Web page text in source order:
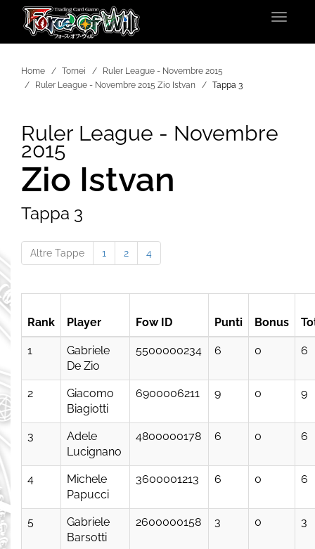
Toggle
Home Tornei
Ruler League - Novembre 2015
Ruler League - Novembre 2015 Zio Istvan
Tappa 3
Ruler League - Novembre
2015
Zio Istvan
Tappa 3
Altre Tappe 1 2 4
Rank Player Fow ID Punti Bonus
1
Gabriele
De Zio
5500000234 6 0 6
2
Giacomo
Biagiotti
6900006211 9 0 9
3
Adele
Lucignano
4800000178 6 0 6
4
Michele
Papucci
3600001213 6 0 6
5
Gabriele
Barsotti
2600000158 3 0 3